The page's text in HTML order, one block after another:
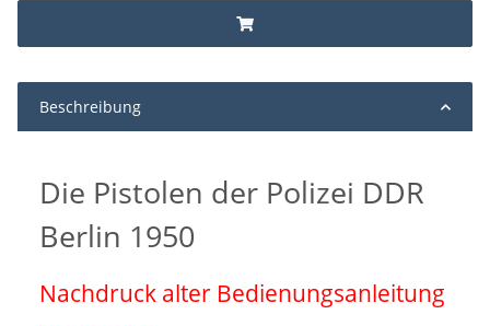
Beschreibung
Die Pistolen der Polizei DDR
Berlin 1950
Nachdruck alter Bedienungsanleitung